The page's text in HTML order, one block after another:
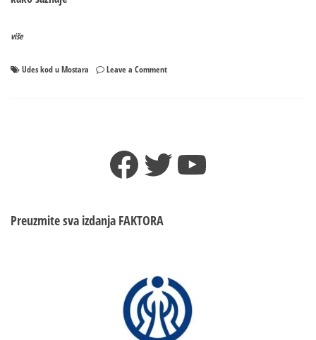
više
Udes kod u Mostara Leave a Commenton
se
tri
Facebook
TwitterYouTube
Preuzmite sva izdanja FAKTORA